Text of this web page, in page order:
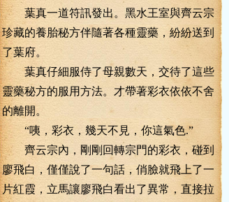
葉真一道符訊發出。黑水王室與齊云宗
珍藏的養胎秘方伴隨著各種靈藥，紛紛送到
了葉府。
葉真仔細服侍了母親數天，交待了這些
靈藥秘方的服用方法。才帶著彩衣依依不舍
的離開。
“咦，彩衣，幾天不見，你這氣色.”
齊云宗內，剛剛回轉宗門的彩衣，碰到
廖飛白，僅僅說了一句話，俏臉就飛上了一
片紅霞，立馬讓廖飛白看出了異常，直接拉